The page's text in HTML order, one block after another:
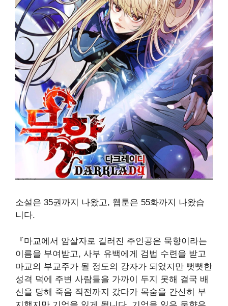
소설은 35권까지 나왔고, 웹툰은 55화까지 나왔습
니다.
『마교에서 암살자로 길러진 주인공은 묵향이라는
이름을 부여받고, 사부 유백에게 검법 수련을 받고
마교의 부교주가 될 정도의 강자가 되었지만 뻣뻣한
성격 덕에 주변 사람들을 가까이 두지 못해 결국 배
신을 당해 죽음 직전까지 갔다가 목숨을 간신히 부